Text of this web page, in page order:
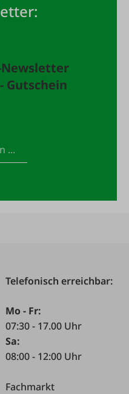
Newsletter
Gutschein
Telefonisch erreichbar:
Mo - Fr:
07:30 - 17.00 Uhr
Sa:
08:00 - 12:00 Uhr
Fachmarkt